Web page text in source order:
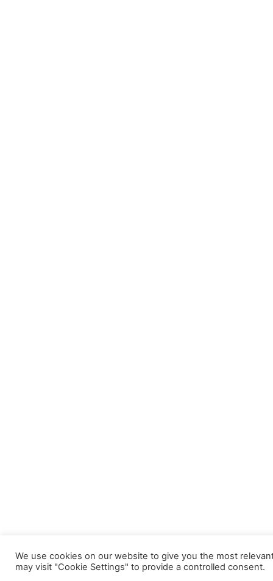
We use cookies on our website to give you the most
may visit "Cookie Settings" to provide a controlled consent.